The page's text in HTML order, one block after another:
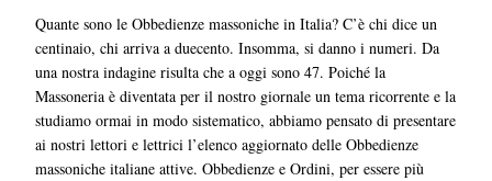
Quante sono le Obbedienze massoniche in Italia? C’è chi dice un
centinaio, chi arriva a duecento. Insomma, si danno i numeri. Da
una nostra indagine risulta che a oggi sono 47. Poiché la
Massoneria è diventata per il nostro giornale un tema ricorrente e la
studiamo ormai in modo sistematico, abbiamo pensato di presentare
ai nostri lettori e lettrici l’elenco aggiornato delle Obbedienze
massoniche italiane attive. Obbedienze e Ordini, per essere più